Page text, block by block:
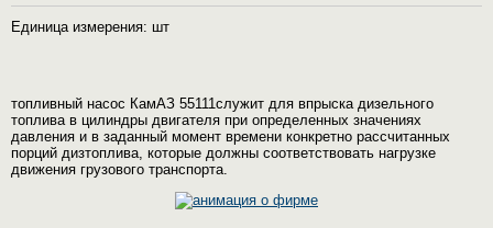
Единица измерения: шт
топливный насос КамАЗ 55111служит для впрыска дизельного
топлива в цилиндры двигателя при определенных значениях
давления и в заданный момент времени конкретно рассчитанных
порций дизтоплива, которые должны соответствовать нагрузке
движения грузового транспорта.